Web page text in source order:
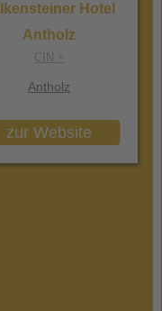
Hotel
Antholz
CIN +
Antholz
zur Website